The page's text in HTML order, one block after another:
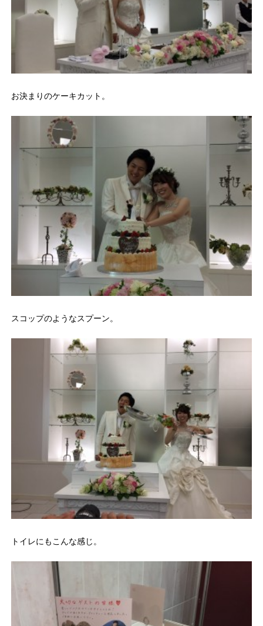
お決まりのケーキカット。
スコップのようなスプーン。
トイレにもこんな感じ。